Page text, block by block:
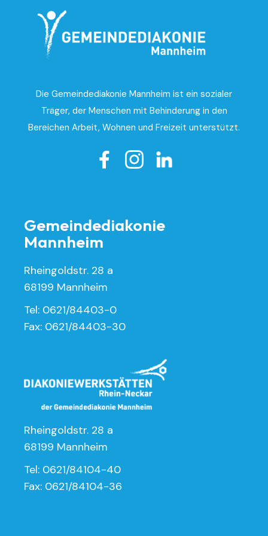
Die Gemeindediakonie Mannheim ist ein sozialer
Träger, der Menschen mit Behinderung in den
Bereichen Arbeit, Wohnen und Freizeit unterstützt.

Gemeindediakonie
Mannheim
Rheingoldstr. 28 a
68199 Mannheim
Tel: 0621/84403-0
Fax: 0621/84403-30
Rheingoldstr. 28 a
68199 Mannheim
Tel: 0621/84104-40
Fax: 0621/84104-36